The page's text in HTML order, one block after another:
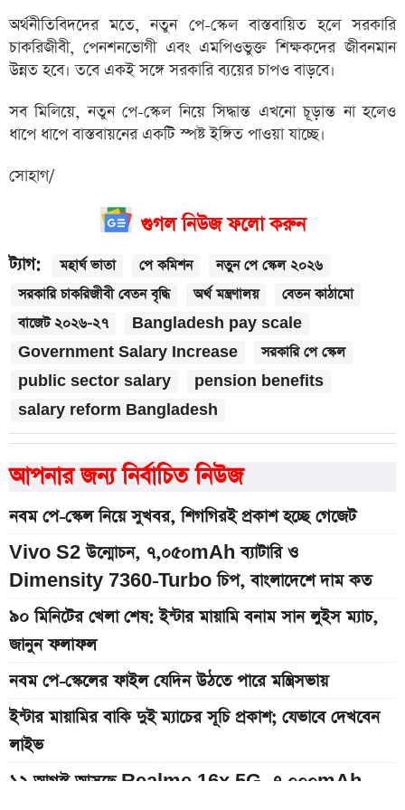
অর্থনীতিবিদদের মতে, নতুন পে-স্কেল বাস্তবায়িত হলে সরকারি
চাকরিজীবী, পেনশনভোগী এবং এমপিওভুক্ত শিক্ষকদের জীবনমান
উন্নত হবে। তবে একই সঙ্গে সরকারি ব্যয়ের চাপও বাড়বে।
সব মিলিয়ে, নতুন পে-স্কেল নিয়ে সিদ্ধান্ত এখনো চূড়ান্ত না হলেও
ধাপে ধাপে বাস্তবায়নের একটি স্পষ্ট ইঙ্গিত পাওয়া যাচ্ছে।
সোহাগ/
গুগল নিউজ ফলো করুন
ট্যাগ: মহার্ঘ ভাতা পে কমিশন
নতুন পে স্কেল ২০২৬
সরকারি চাকরিজীবী বেতন বৃদ্ধি
অর্থ মন্ত্রণালয়
বেতন কাঠামো
বাজেট ২০২৬-২৭
Bangladesh pay scale
Government Salary Increase
সরকারি পে স্কেল
public sector salary
pension benefits
salary reform Bangladesh
আপনার জন্য নির্বাচিত নিউজ
নবম পে-স্কেল নিয়ে সুখবর, শিগগিরই প্রকাশ হচ্ছে গেজেট
Vivo S2 উন্মোচন, ৭,০৫০mAh ব্যাটারি ও
Dimensity 7360-Turbo চিপ, বাংলাদেশে দাম কত
৯০ মিনিটের খেলা শেষ: ইন্টার মায়ামি বনাম সান লুইস ম্যাচ,
জানুন ফলাফল
নবম পে-স্কেলের ফাইল যেদিন উঠতে পারে মন্ত্রিসভায়
ইন্টার মায়ামির বাকি দুই ম্যাচের সূচি প্রকাশ; যেভাবে দেখবেন
লাইভ
১২ আগস্ট আসছে Realme 16x 5G, ৭,০০০mAh